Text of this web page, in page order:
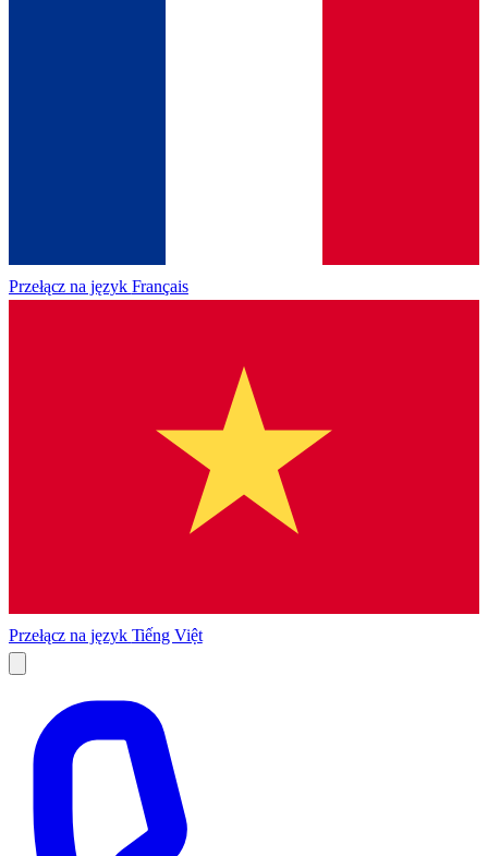
Przełącz na język Français
Przełącz na język Tiếng Việt